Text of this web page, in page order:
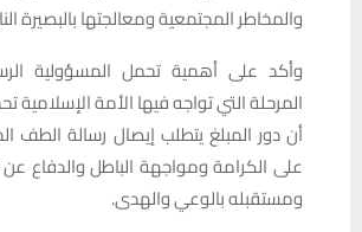
والمخاطر المجتمعية ومعالجتها بالبصيرة
وأكد على أهمية تحمل المسؤولية
المرحلة التي تواجه فيها الأمة الإسلامية
أن دور المبلغ يتطلب إيصال رسالة الطف
على الكرامة ومواجهة الباطل والدفاع
ومستقبله بالوعي والهدى.